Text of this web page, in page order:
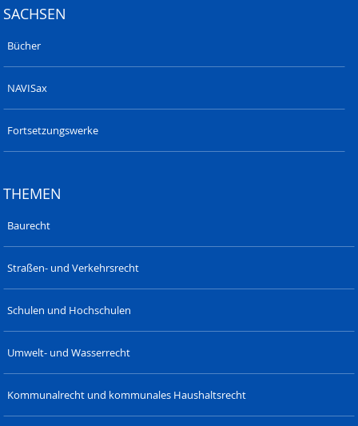
SACHSEN
Bücher
NAVISax
Fortsetzungswerke
THEMEN
Baurecht
Straßen- und Verkehrsrecht
Schulen und Hochschulen
Umwelt- und Wasserrecht
Kommunalrecht und kommunales Haushaltsrecht